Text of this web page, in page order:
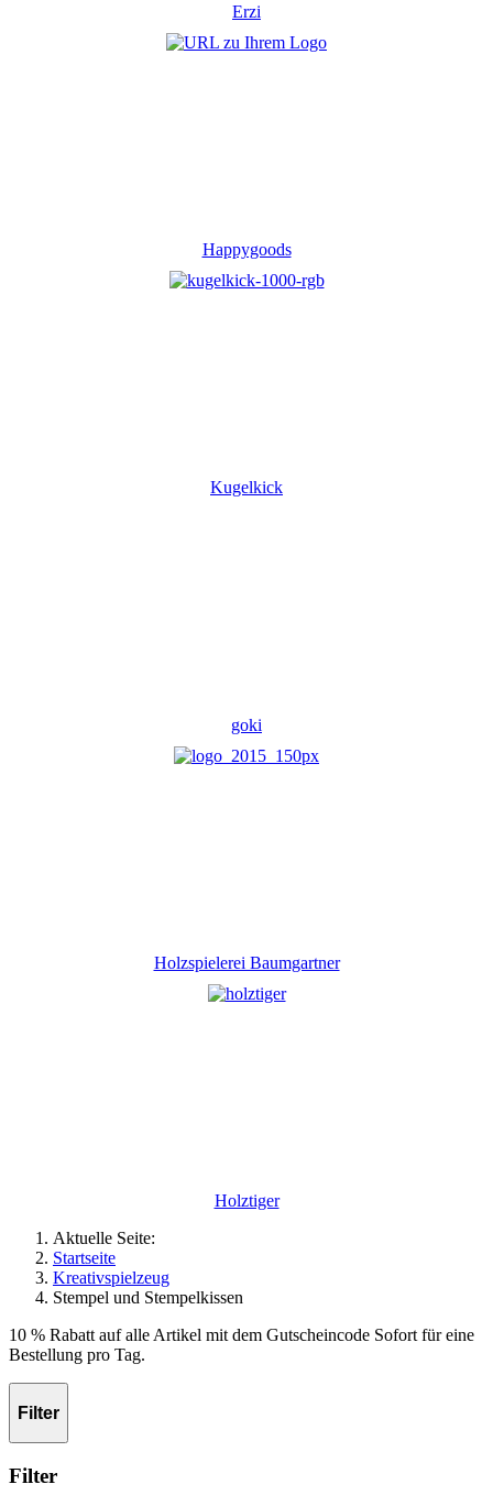
Erzi
Happygoods
Kugelkick
goki
Holzspielerei Baumgartner
Holztiger
Aktuelle Seite:
Startseite
Kreativspielzeug
Stempel und Stempelkissen
10 % Rabatt auf alle Artikel mit dem Gutscheincode Sofort für eine
Bestellung pro Tag.
Filter
Filter